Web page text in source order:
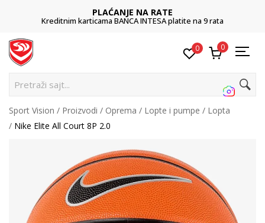
PLAĆANJE NA RATE
Kreditnim karticama BANCA INTESA platite na 9 rata
0 0
Pre
Sport Vision Proizvodi Oprema Lopte i pumpe
Lopta
Nike Elite All Court 8P 2.0